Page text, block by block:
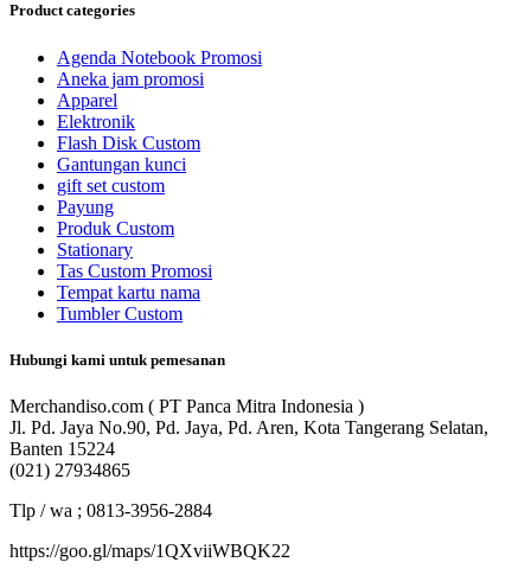
Product categories
Agenda Notebook Promosi
Aneka jam promosi
Apparel
Elektronik
Flash Disk Custom
Gantungan kunci
gift set custom
Payung
Produk Custom
Stationary
Tas Custom Promosi
Tempat kartu nama
Tumbler Custom
Hubungi kami untuk pemesanan
Merchandiso.com ( PT Panca Mitra Indonesia )
Jl. Pd. Jaya No.90, Pd. Jaya, Pd. Aren, Kota Tangerang Selatan,
Banten 15224
(021) 27934865
Tlp / wa ; 0813-3956-2884
https://goo.gl/maps/1QXviiWBQK22